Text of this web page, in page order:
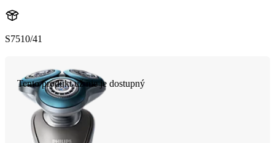
S7510/41
Tento produkt už nie je dostupný